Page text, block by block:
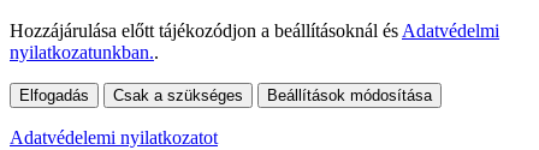
Hozzájárulása előtt tájékozódjon a beállításoknál és Adatvédelmi
nyilatkozatunkban..
Elfogadás Csak a szükséges Beállítások módosítása
Adatvédelemi nyilatkozatot